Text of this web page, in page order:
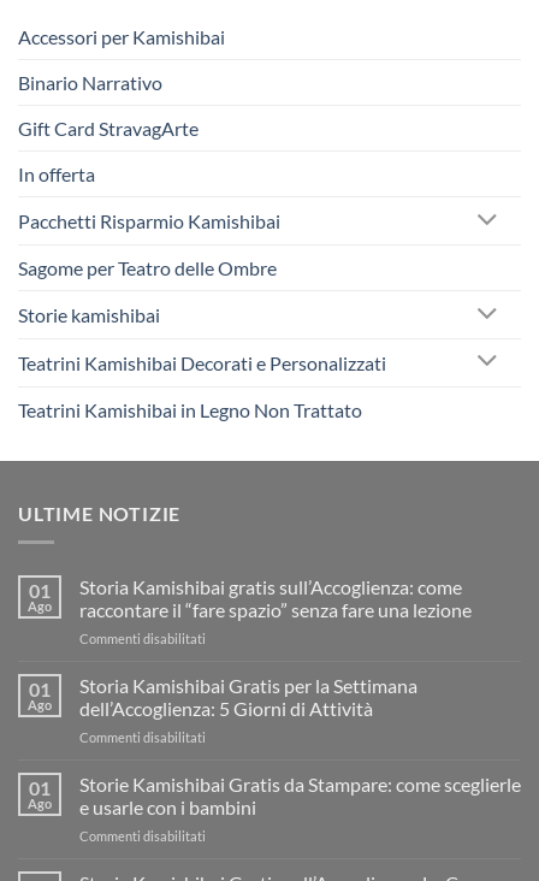
Accessori per Kamishibai
Binario Narrativo
Gift Card StravagArte
In offerta
Pacchetti Risparmio Kamishibai
Sagome per Teatro delle Ombre
Storie kamishibai
Teatrini Kamishibai Decorati e Personalizzati
Teatrini Kamishibai in Legno Non Trattato
ULTIME NOTIZIE
01
Ago
Storia Kamishibai gratis sull’Accoglienza: come
raccontare il “fare spazio” senza fare una lezione
Commenti disabilitati
Kamishibai
sull’Accoglienza:
il
“fare
01
Ago
Storia Kamishibai Gratis per la Settimana
dell’Accoglienza: 5 Giorni di Attività
Commenti disabilitati
Kamishibai
per
01
Ago
Storie Kamishibai Gratis da Stampare: come sceglierle
e usarle con i bambini
Commenti disabilitati
Kamishibai